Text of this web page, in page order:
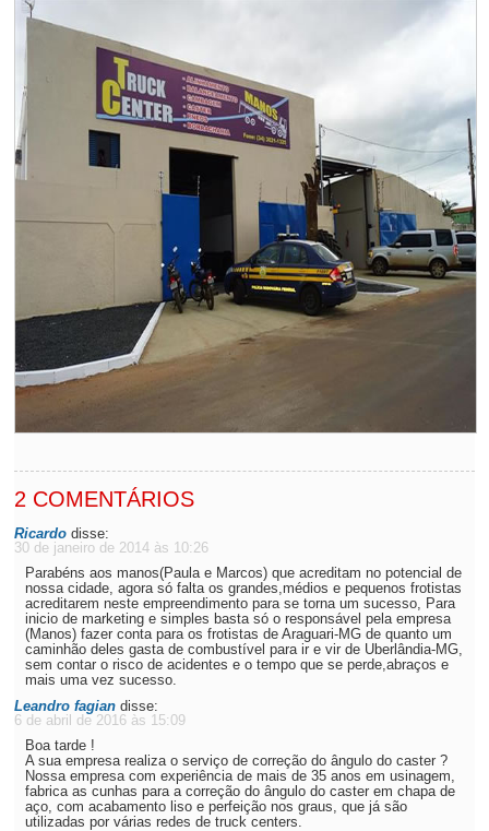
2 COMENTÁRIOS
Ricardo disse:
30 de janeiro de 2014 às 10:26
Parabéns aos manos(Paula e Marcos) que acreditam no potencial de
nossa cidade, agora só falta os grandes,médios e pequenos frotistas
acreditarem neste empreendimento para se torna um sucesso, Para
inicio de marketing e simples basta só o responsável pela empresa
(Manos) fazer conta para os frotistas de Araguari-MG de quanto um
caminhão deles gasta de combustível para ir e vir de Uberlândia-MG,
sem contar o risco de acidentes e o tempo que se perde,abraços e
mais uma vez sucesso.
Leandro fagian disse:
6 de abril de 2016 às 15:09
Boa tarde !
A sua empresa realiza o serviço de correção do ângulo do caster ?
Nossa empresa com experiência de mais de 35 anos em usinagem,
fabrica as cunhas para a correção do ângulo do caster em chapa de
aço, com acabamento liso e perfeição nos graus, que já são
utilizadas por várias redes de truck centers.